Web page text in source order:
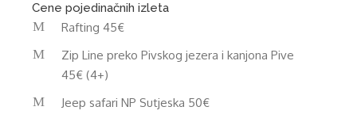
Cene pojedinačnih izleta
Rafting 45€
Zip Line preko Pivskog jezera i kanjona Pive
45€ (4+)
Jeep safari NP Sutjeska 50€